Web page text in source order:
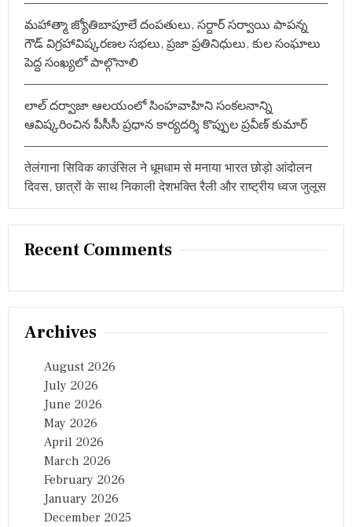
మహాత్మా జ్యోతిబాపూలే దంపతులు, సర్దార్ సర్వాయి పాపన్న
గౌడ్ విగ్రహావిష్కరణల సభలు, ప్రజా ప్రతినిధులు, కుల సంఘాలు
పెద్ద సంఖ్యలో పాల్గొనాలి
లాల్ దర్వాజా ఆలయంలో సింహవాహిని సంకలనాన్ని
ఆవిష్కరించిన పీసీసీ ప్రధాన కార్యదర్శి కొప్పుల ప్రవీణ్ కుమార్
तेलंगाना सिविक काउंसिल ने धूमधाम से मनाया भारत छोड़ो आंदोलन
दिवस, छात्रों के साथ निकाली देशभक्ति रैली और राष्ट्रीय ध्वज जुलूस
Recent Comments
Archives
August 2026
July 2026
June 2026
May 2026
April 2026
March 2026
February 2026
January 2026
December 2025